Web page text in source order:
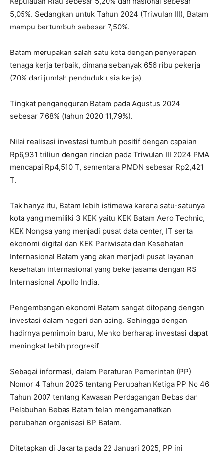
5,05%. Sedangkan untuk Tahun 2024 (Triwulan III), Batam
mampu bertumbuh sebesar 7,50%.
Batam merupakan salah satu kota dengan penyerapan
tenaga kerja terbaik, dimana sebanyak 656 ribu pekerja
(70% dari jumlah penduduk usia kerja).
Tingkat pengangguran Batam pada Agustus 2024
sebesar 7,68% (tahun 2020 11,79%).
Nilai realisasi investasi tumbuh positif dengan capaian
Rp6,931 triliun dengan rincian pada Triwulan III 2024 PMA
mencapai Rp4,510 T, sementara PMDN sebesar Rp2,421
T.
Tak hanya itu, Batam lebih istimewa karena satu-satunya
kota yang memiliki 3 KEK yaitu KEK Batam Aero Technic,
KEK Nongsa yang menjadi pusat data center, IT serta
ekonomi digital dan KEK Pariwisata dan Kesehatan
Internasional Batam yang akan menjadi pusat layanan
kesehatan internasional yang bekerjasama dengan RS
Internasional Apollo India.
Pengembangan ekonomi Batam sangat ditopang dengan
investasi dalam negeri dan asing. Sehingga dengan
hadirnya pemimpin baru, Menko berharap investasi dapat
meningkat lebih progresif.
Sebagai informasi, dalam Peraturan Pemerintah (PP)
Nomor 4 Tahun 2025 tentang Perubahan Ketiga PP No 46
Tahun 2007 tentang Kawasan Perdagangan Bebas dan
Pelabuhan Bebas Batam telah mengamanatkan
perubahan organisasi BP Batam.
Ditetapkan di Jakarta pada 22 Januari 2025, PP ini